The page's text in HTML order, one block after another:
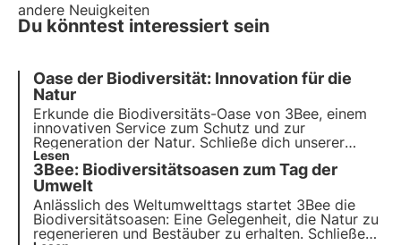
andere Neuigkeiten
Du könntest interessiert sein
Oase der Biodiversität: Innovation für die
Natur
Erkunde die Biodiversitäts-Oase von 3Bee, einem
innovativen Service zum Schutz und zur
Regeneration der Natur. Schließe dich unserer
Mission an und entdecke, wie
Nachhaltigkeit zusammenkommen, um eine
grünere Zukunft für Unternehmen und den Planeten
zu schaffen.
Lesen
3Bee: Biodiversitätsoasen zum Tag der
Umwelt
Anlässlich des Weltumwelttags startet 3Bee die
Biodiversitätsoasen: Eine Gelegenheit, die Natur zu
regenerieren und Bestäuber zu erhalten. Schließen